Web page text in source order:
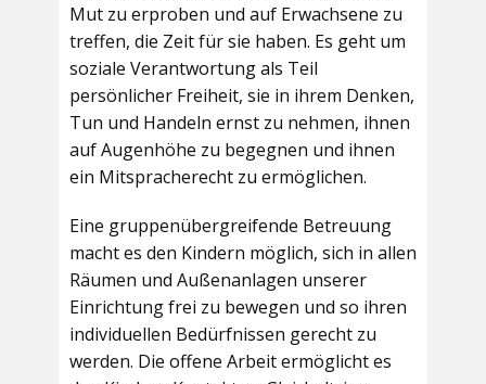
Mut zu erproben und auf Erwachsene zu
treffen, die Zeit für sie haben. Es geht um
soziale Verantwortung als Teil
persönlicher Freiheit, sie in ihrem Denken,
Tun und Handeln ernst zu nehmen, ihnen
auf Augenhöhe zu begegnen und ihnen
ein Mitspracherecht zu ermöglichen.
Eine gruppenübergreifende Betreuung
macht es den Kindern möglich, sich in allen
Räumen und Außenanlagen unserer
Einrichtung frei zu bewegen und so ihren
individuellen Bedürfnissen gerecht zu
werden. Die offene Arbeit ermöglicht es